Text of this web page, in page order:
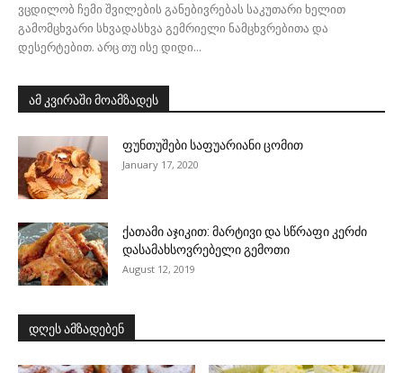
ვცდილობ ჩემი შვილების განებივრებას საკუთარი ხელით
გამომცხვარი სხვადასხვა გემრიელი ნამცხვრებითა და
დესერტებით. არც თუ ისე დიდი...
ამ კვირაში მოამზადეს
ფუნთუშები საფუარიანი ცომით
January 17, 2020
ქათამი აჯიკით: მარტივი და სწრაფი კერძი
დასამახსოვრებელი გემოთი
August 12, 2019
დღეს ამზადებენ